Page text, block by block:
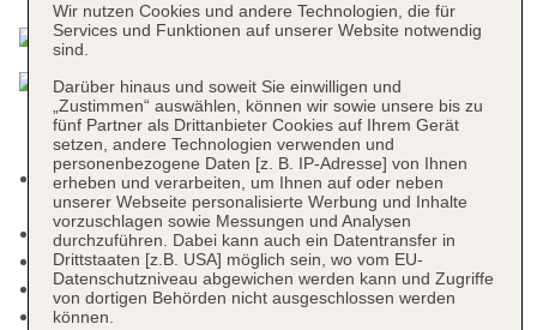
Kurtaxe/Ökotaxe/Touristensteuer zahlbar vor Ort:
pro Tag ca. 3.00 EUR
Check-in Zeit ab 15:00 Uhr
Check-out Zeit bis 10:30 Uhr
Rezeption, Hotelsafe: ohne Gebühr
Lift
Wir nutzen Cookies und andere Technologien, die für
Services und Funktionen auf unserer Website notwendig
sind.
Darüber hinaus und soweit Sie einwilligen und
„Zustimmen“ auswählen, können wir sowie unsere bis zu
fünf Partner als Drittanbieter Cookies auf Ihrem Gerät
setzen, andere Technologien verwenden und
personenbezogene Daten [z. B. IP-Adresse] von Ihnen
erheben und verarbeiten, um Ihnen auf oder neben
unserer Webseite personalisierte Werbung und Inhalte
vorzuschlagen sowie Messungen und Analysen
durchzuführen. Dabei kann auch ein Datentransfer in
Drittstaaten [z.B. USA] möglich sein, wo vom EU-
Datenschutzniveau abgewichen werden kann und Zugriffe
von dortigen Behörden nicht ausgeschlossen werden
können.